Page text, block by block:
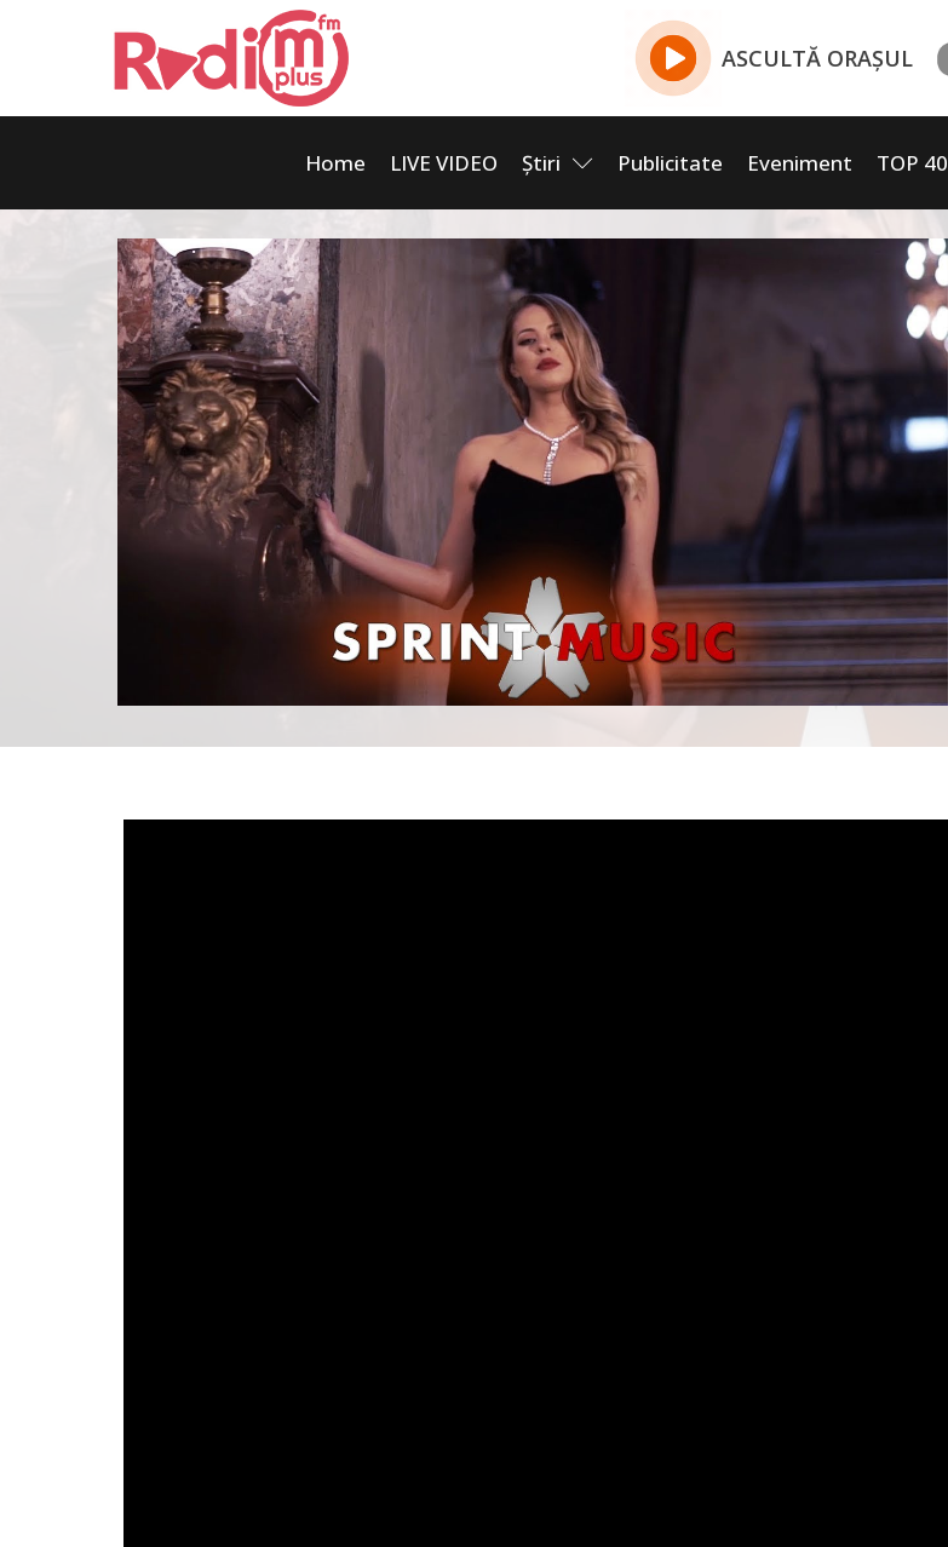
ASCULTĂ ORAȘUL
Home LIVE VIDEO Știri Publicitate Eveniment TOP 40